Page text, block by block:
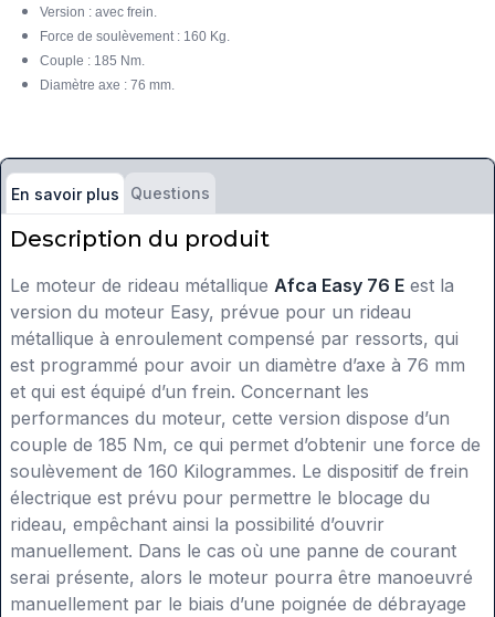
Version : avec frein.
Force de soulèvement : 160 Kg.
Couple : 185 Nm.
Diamètre axe : 76 mm.
En savoir plus Questions
Description du produit
Le moteur de rideau métallique Afca Easy 76 E est la
version du moteur Easy, prévue pour un rideau
métallique à enroulement compensé par ressorts, qui
est programmé pour avoir un diamètre d’axe à 76 mm
et qui est équipé d’un frein. Concernant les
performances du moteur, cette version dispose d’un
couple de 185 Nm, ce qui permet d’obtenir une force de
soulèvement de 160 Kilogrammes. Le dispositif de frein
électrique est prévu pour permettre le blocage du
rideau, empêchant ainsi la possibilité d’ouvrir
manuellement. Dans le cas où une panne de courant
serai présente, alors le moteur pourra être manoeuvré
manuellement par le biais d’une poignée de débrayage